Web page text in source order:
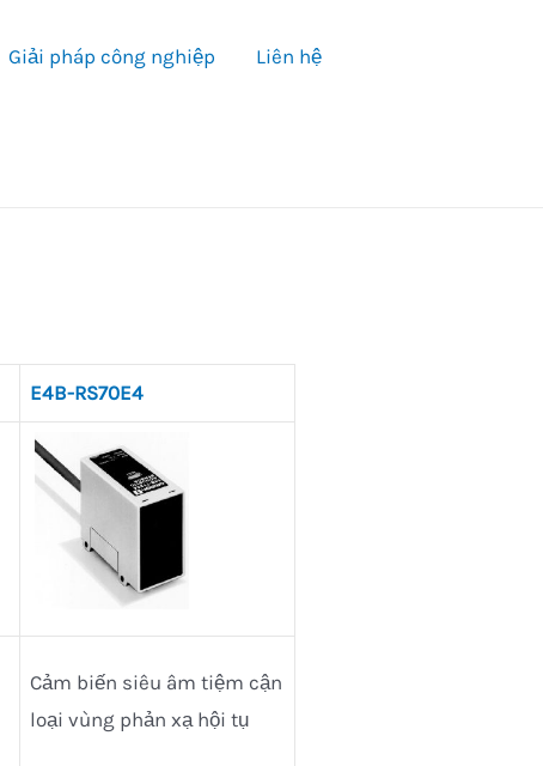
Giải pháp công nghiệp Liên hệ
E4B-RS70E4
Cảm biến siêu âm tiệm cận
loại vùng phản xạ hội tụ